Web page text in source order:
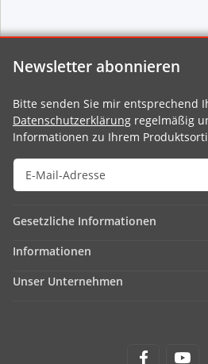
Newsletter abonnieren
Bitte senden Sie mir entsprechend
Datenschutzerklärung regelmäßig
Informationen zu Ihrem
Gesetzliche Informationen
Informationen
Unser Unternehmen